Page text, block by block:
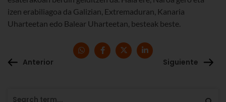
izen erabiliagoa da Galizian, Extremaduran, Kanaria
Uharteetan edo Balear Uharteetan, besteak beste.
Anterior Siguiente